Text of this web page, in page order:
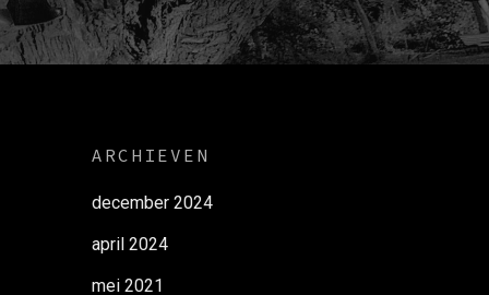
ARCHIEVEN
december 2024
april 2024
mei 2021